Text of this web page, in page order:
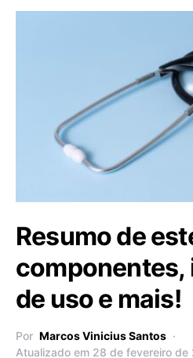
Resumo de
componentes,
de uso e mais!
Por Marcos Vinicius Santos
Atualizado em 28 de fevereiro